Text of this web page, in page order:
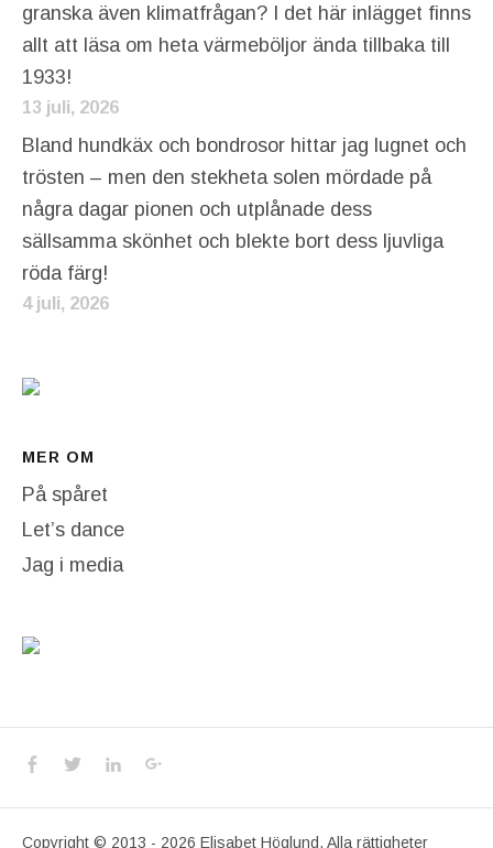
granska även klimatfrågan? I det här inlägget finns
allt att läsa om heta värmeböljor ända tillbaka till
1933!
13 juli, 2026
Bland hundkäx och bondrosor hittar jag lugnet och
trösten – men den stekheta solen mördade på
några dagar pionen och utplånade dess
sällsamma skönhet och blekte bort dess ljuvliga
röda färg!
4 juli, 2026
MER OM
På spåret
Let’s dance
Jag i media
Social Media Profiles
Facebook
TwitterLinkedIn
Copyright © 2013 - 2026 Elisabet Höglund. Alla rättigheter